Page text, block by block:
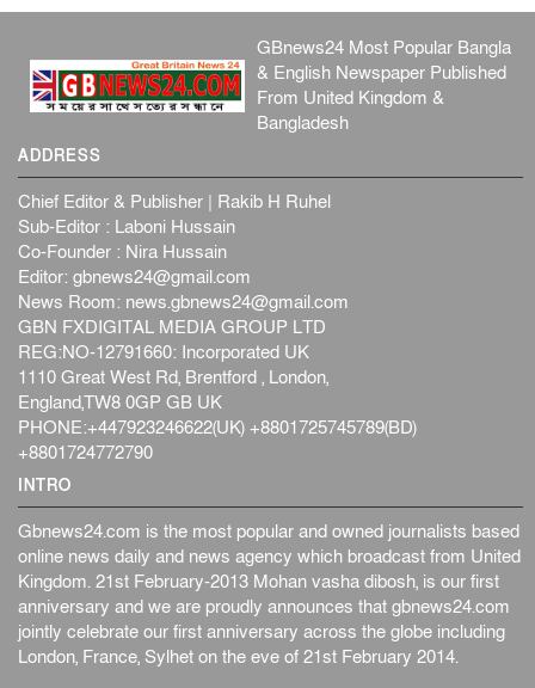
GBnews24 Most Popular Bangla
& English Newspaper Published
From United Kingdom &
Bangladesh
ADDRESS
Chief Editor & Publisher | Rakib H Ruhel
Sub-Editor : Laboni Hussain
Co-Founder : Nira Hussain
Editor: gbnews24@gmail.com
News Room: news.gbnews24@gmail.com
GBN FXDIGITAL MEDIA GROUP LTD
REG:NO-12791660: Incorporated UK
1110 Great West Rd, Brentford , London,
England,TW8 0GP GB UK
PHONE:+447923246622(UK) +8801725745789(BD)
+8801724772790
INTRO
Gbnews24.com is the most popular and owned journalists based
online news daily and news agency which broadcast from United
Kingdom. 21st February-2013 Mohan vasha dibosh, is our first
anniversary and we are proudly announces that gbnews24.com
jointly celebrate our first anniversary across the globe including
London, France, Sylhet on the eve of 21st February 2014.